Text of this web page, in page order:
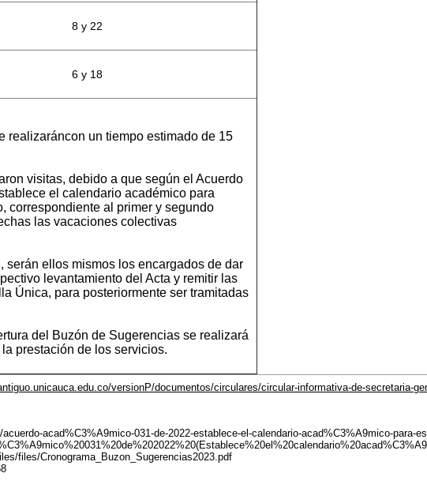
8 y 22
6 y 18
realizaráncon un tiempo estimado de 15
visitas, debido a que según el Acuerdo
el calendario académico para
correspondiente al primer y segundo
las vacaciones colectivas
ellos mismos los encargados de dar
levantamiento del Acta y remitir las
Única, para posteriormente ser tramitadas
del Buzón de Sugerencias se realizará
prestación de los servicios.
versionP/documentos/circulares/circular-informativa-de-secretaria-
acad%C3%A9mico-031-de-2022-establece-el-calendario-acad%C3%A9mico-para-
files/Cronograma_Buzon_Sugerencias2023.pdf